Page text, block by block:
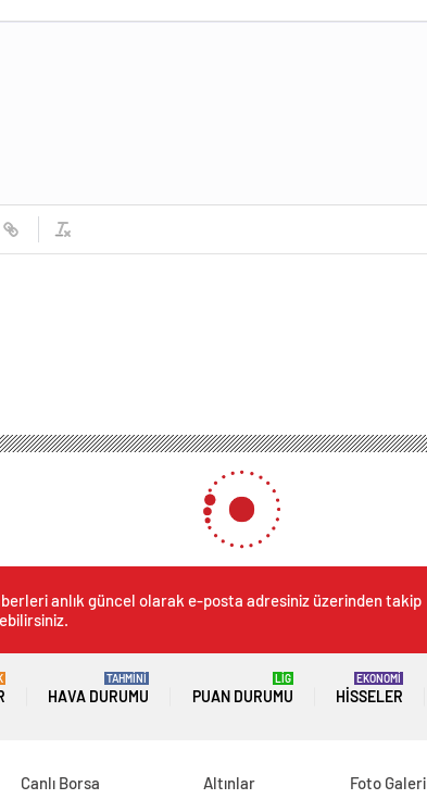
anlık güncel olarak e-posta adresiniz üzerinden takip
HAVA DURUMU
TAHMİNİ
PUAN DURUMU
LİG
HISSELER
EKONOMİ
Canlı Borsa Altınlar Foto Galeri